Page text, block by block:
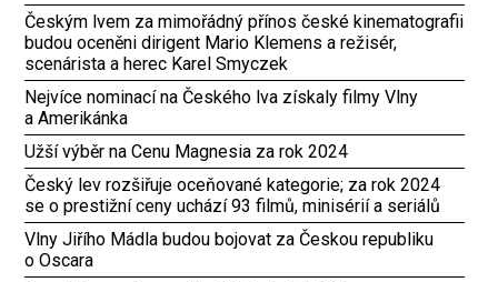
Českým lvem za mimořádný přínos české kinematografii
budou oceněni dirigent Mario Klemens a režisér,
scenárista a herec Karel Smyczek
Nejvíce nominací na Českého lva získaly filmy Vlny
a Amerikánka
Užší výběr na Cenu Magnesia za rok 2024
Český lev rozšiřuje oceňované kategorie; za rok 2024
se o prestižní ceny uchází 93 filmů, minisérií a seriálů
Vlny Jiřího Mádla budou bojovat za Českou republiku
o Oscara